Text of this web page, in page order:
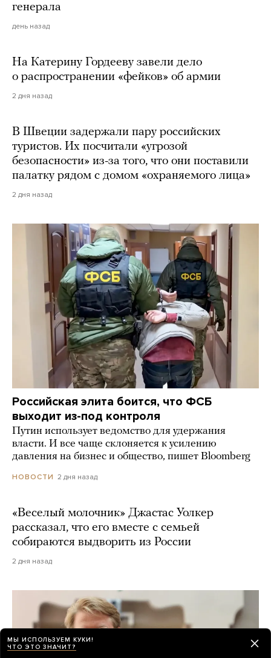
генерала
день назад
На Катерину Гордееву завели дело
о распространении «фейков» об армии
2 дня назад
В Швеции задержали пару российских
туристов. Их посчитали «угрозой
безопасности» из-за того, что они поставили
палатку рядом с домом «охраняемого лица»
2 дня назад
Российская элита боится, что ФСБ
выходит из-под контроля
Путин использует ведомство для удержания
власти. И все чаще склоняется к усилению
давления на бизнес и общество, пишет Bloomberg
НОВОСТИ 2 дня назад
«Веселый молочник» Джастас Уолкер
рассказал, что его вместе с семьей
собираются выдворить из России
2 дня назад
МЫ ИСПОЛЬЗУЕМ КУКИ!
ЧТО ЭТО ЗНАЧИТ?